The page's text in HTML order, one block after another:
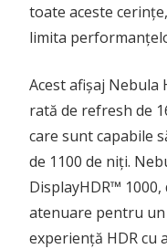
toate aceste
limita
Acest afișaj Nebula
rată de refresh de
care sunt capabile
de 1100 de niți.
DisplayHDR™
atenuare pentru
experiență HDR cu